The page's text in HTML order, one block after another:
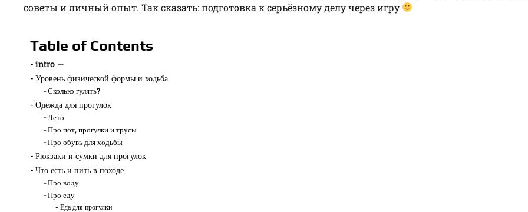
советы и личный опыт. Так сказать: подготовка к серьёзному делу через игру
Table of Contents
intro —
Уровень физической формы и ходьба
Сколько гулять?
Одежда для прогулок
Лето
Про пот, прогулки и трусы
Про обувь для ходьбы
Рюкзаки и сумки для прогулок
Что есть и пить в походе
Про воду
Про еду
Еда для прогулки